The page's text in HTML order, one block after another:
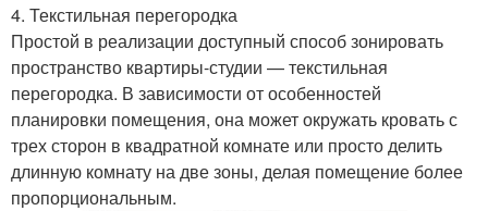
4. Текстильная перегородка
Простой в реализации доступный способ зонировать
пространство квартиры-студии — текстильная
перегородка. В зависимости от особенностей
планировки помещения, она может окружать кровать с
трех сторон в квадратной комнате или просто делить
длинную комнату на две зоны, делая помещение более
пропорциональным.